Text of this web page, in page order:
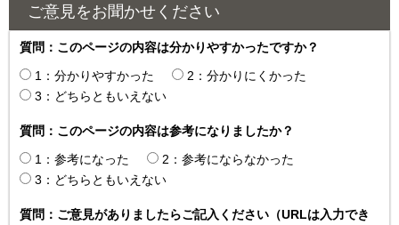
ご意見をお聞かせください
質問：このページの内容は分かりやすかったですか？
1：分かりやすかった
2：分かりにくかった
3：どちらともいえない
質問：このページの内容は参考になりましたか？
1：参考になった
2：参考にならなかった
3：どちらともいえない
質問：ご意見がありましたらご記入ください（URLは入力でき